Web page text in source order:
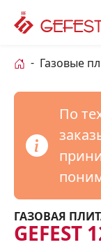
Газовые
По
ГАЗОВАЯ
GEFEST